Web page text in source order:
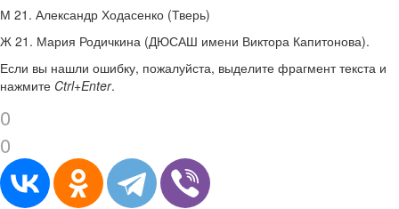
М 21. Александр Ходасенко (Тверь)
Ж 21. Мария Родичкина (ДЮСАШ имени Виктора Капитонова).
Если вы нашли ошибку, пожалуйста, выделите фрагмент текста и
нажмите Ctrl+Enter.
0
0